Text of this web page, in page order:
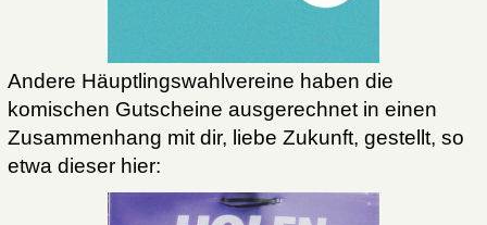
Andere Häuptlingswahlvereine haben die
komischen Gutscheine ausgerechnet in einen
Zusammenhang mit dir, liebe Zukunft, gestellt, so
etwa dieser hier: